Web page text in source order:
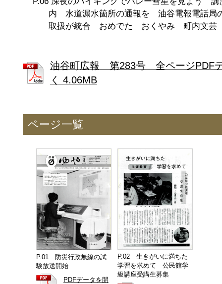
内 水道漏水箇所の通報を 油谷電報電話局
取扱が統合 おめでた おくやみ 町内文芸
油谷町広報 第283号 全ページPDF
く 4.06MB
ページ一覧
P.01 防災行政無線の試
験放送開始
PDFデータを開
P.02 生きがいに満ちた
学習を求めて 公民館学
級講座受講生募集